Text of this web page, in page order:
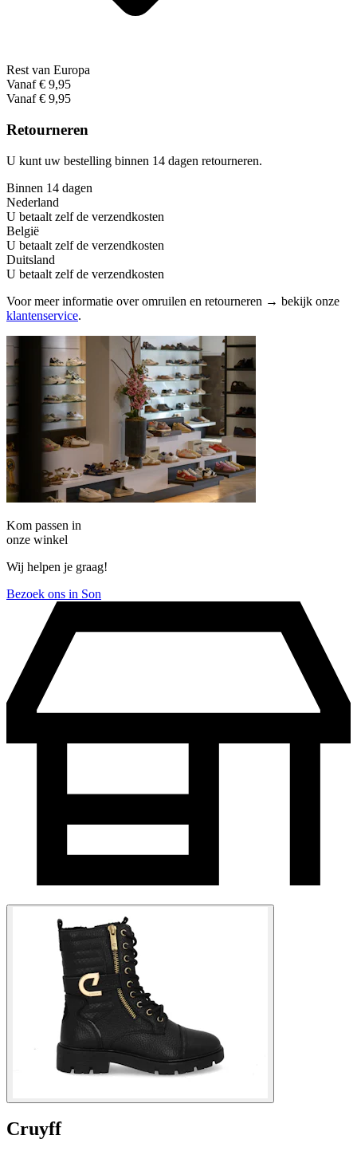
Rest van Europa
Vanaf € 9,95
Vanaf € 9,95
Retourneren
U kunt uw bestelling binnen 14 dagen retourneren.
Binnen 14 dagen
Nederland
U betaalt zelf de verzendkosten
België
U betaalt zelf de verzendkosten
Duitsland
U betaalt zelf de verzendkosten
Voor meer informatie over omruilen en retourneren → bekijk onze
klantenservice.
Kom passen in
onze winkel
Wij helpen je graag!
Bezoek ons in Son
Cruyff